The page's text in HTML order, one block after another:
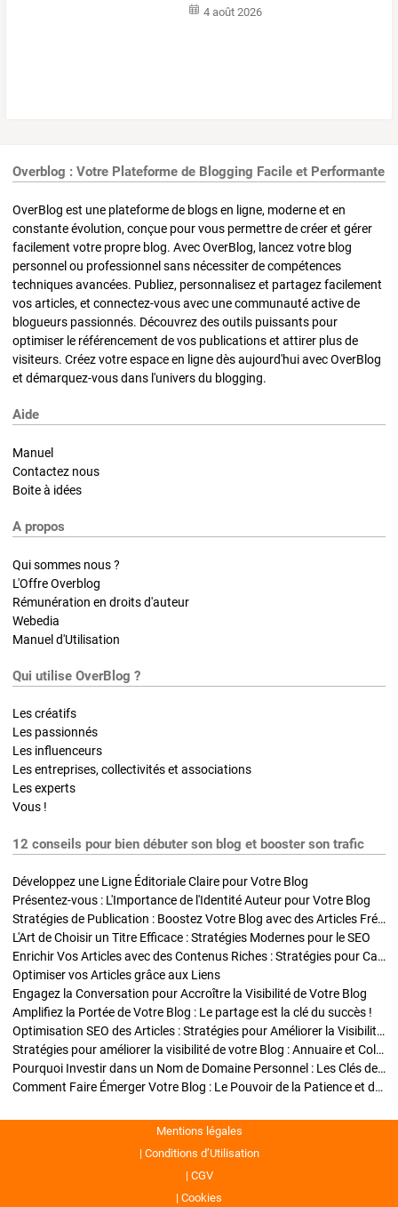
4 août 2026
Overblog : Votre Plateforme de Blogging Facile et Performante
OverBlog est une plateforme de blogs en ligne, moderne et en
constante évolution, conçue pour vous permettre de créer et gérer
facilement votre propre blog. Avec OverBlog, lancez votre blog
personnel ou professionnel sans nécessiter de compétences
techniques avancées. Publiez, personnalisez et partagez facilement
vos articles, et connectez-vous avec une communauté active de
blogueurs passionnés. Découvrez des outils puissants pour
optimiser le référencement de vos publications et attirer plus de
visiteurs. Créez votre espace en ligne dès aujourd'hui avec OverBlog
et démarquez-vous dans l'univers du blogging.
Aide
Manuel
Contactez nous
Boite à idées
A propos
Qui sommes nous ?
L'Offre Overblog
Rémunération en droits d'auteur
Webedia
Manuel d'Utilisation
Qui utilise OverBlog ?
Les créatifs
Les passionnés
Les influenceurs
Les entreprises, collectivités et associations
Les experts
Vous !
12 conseils pour bien débuter son blog et booster son trafic
Développez une Ligne Éditoriale Claire pour Votre Blog
Présentez-vous : L'Importance de l'Identité Auteur pour Votre Blog
Stratégies de Publication : Boostez Votre Blog avec des Articles Fréquents et Exclusifs
L'Art de Choisir un Titre Efficace : Stratégies Modernes pour le SEO
Enrichir Vos Articles avec des Contenus Riches : Stratégies pour Captiver et Optimiser
Optimiser vos Articles grâce aux Liens
Engagez la Conversation pour Accroître la Visibilité de Votre Blog
Amplifiez la Portée de Votre Blog : Le partage est la clé du succès !
Optimisation SEO des Articles : Stratégies pour Améliorer la Visibilité de Votre Blog
Stratégies pour améliorer la visibilité de votre Blog : Annuaire et Collaborations
Pourquoi Investir dans un Nom de Domaine Personnel : Les Clés de la Réussite de Votre Blog
Comment Faire Émerger Votre Blog : Le Pouvoir de la Patience et de la Persévérance
Mentions légales
Conditions d’Utilisation
CGV
Cookies